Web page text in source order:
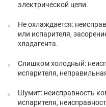
электрической цепи.
Не охлаждается:
или испарителя,
хладагента.
Слишком холодный:
испарителя,
Шумит: неисправность
испарителя,